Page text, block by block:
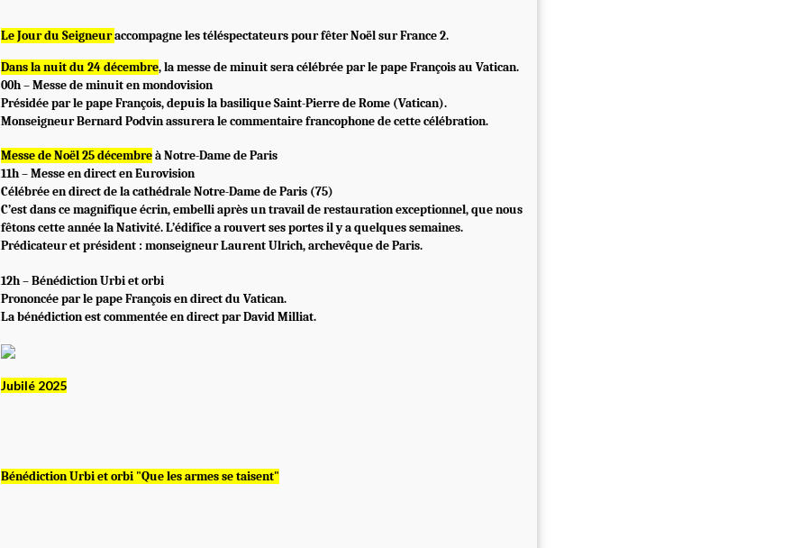
Le Jour du Seigneuraccompagne les téléspectateurs pour fêter Noël sur France 2.
Dans la nuit du 24 décembre, la messe de minuit sera célébrée par le pape François au Vatican.
00h – Messe de minuit en mondovision
Présidée par le pape François, depuis la basilique Saint-Pierre de Rome (Vatican).
Monseigneur Bernard Podvin assurera le commentaire francophone de cette célébration.
Messe de Noël 25 décembreà Notre-Dame de Paris
11h – Messe en direct en Eurovision
Célébrée en direct de la cathédrale Notre-Dame de Paris (75)
C’est dans ce magnifique écrin, embelli après un travail de restauration exceptionnel, que nous
fêtons cette année la Nativité. L’édifice a rouvert ses portes il y a quelques semaines.
Prédicateur et président : monseigneur Laurent Ulrich, archevêque de Paris.
12h – Bénédiction Urbi et orbi
Prononcée par le pape François en direct du Vatican.
La bénédiction est commentée en direct par David Milliat.
Jubilé 2025
Bénédiction Urbi et orbi "Que les armes se taisent"